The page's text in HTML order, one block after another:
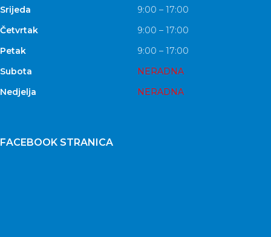
Srijeda
9:00 – 17:00
Četvrtak
9:00 – 17:00
Petak
9:00 – 17:00
Subota
NERADNA
Nedjelja
NERADNA
FACEBOOK STRANICA